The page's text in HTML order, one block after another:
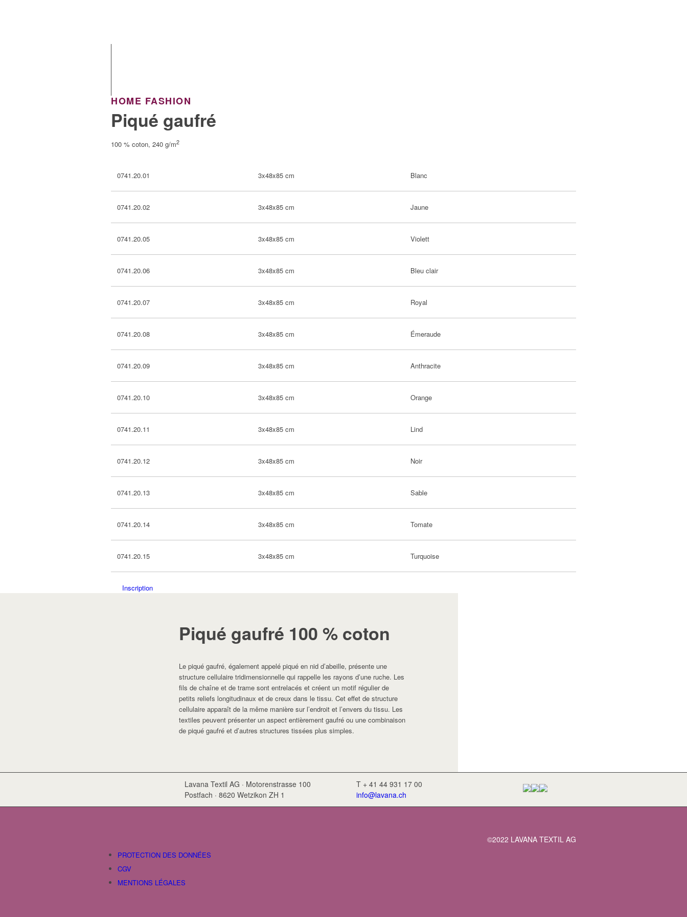
HOME FASHION
Piqué gaufré
100 % coton, 240 g/m2
0741.20.01 3x48x85 cm Blanc
0741.20.02 3x48x85 cm Jaune
0741.20.05 3x48x85 cm Violett
0741.20.06 3x48x85 cm Bleu clair
0741.20.07 3x48x85 cm Royal
0741.20.08 3x48x85 cm Émeraude
0741.20.09 3x48x85 cm Anthracite
0741.20.10 3x48x85 cm Orange
0741.20.11 3x48x85 cm Lind
0741.20.12 3x48x85 cm Noir
0741.20.13 3x48x85 cm Sable
0741.20.14 3x48x85 cm Tomate
0741.20.15 3x48x85 cm Turquoise
Inscription
Piqué gaufré 100 % coton
Le piqué gaufré, également appelé piqué en nid d’abeille, présente une
structure cellulaire tridimensionnelle qui rappelle les rayons d’une ruche. Les
fils de chaîne et de trame sont entrelacés et créent un motif régulier de
petits reliefs longitudinaux et de creux dans le tissu. Cet effet de structure
cellulaire apparaît de la même manière sur l’endroit et l’envers du tissu. Les
textiles peuvent présenter un aspect entièrement gaufré ou une combinaison
de piqué gaufré et d’autres structures tissées plus simples.
Lavana Textil AG · Motorenstrasse 100
Postfach · 8620 Wetzikon ZH 1
T + 41 44 931 17 00
info@lavana.ch
PROTECTION DES DONNÉES
CGV
MENTIONS LÉGALES
©2022 LAVANA TEXTIL AG